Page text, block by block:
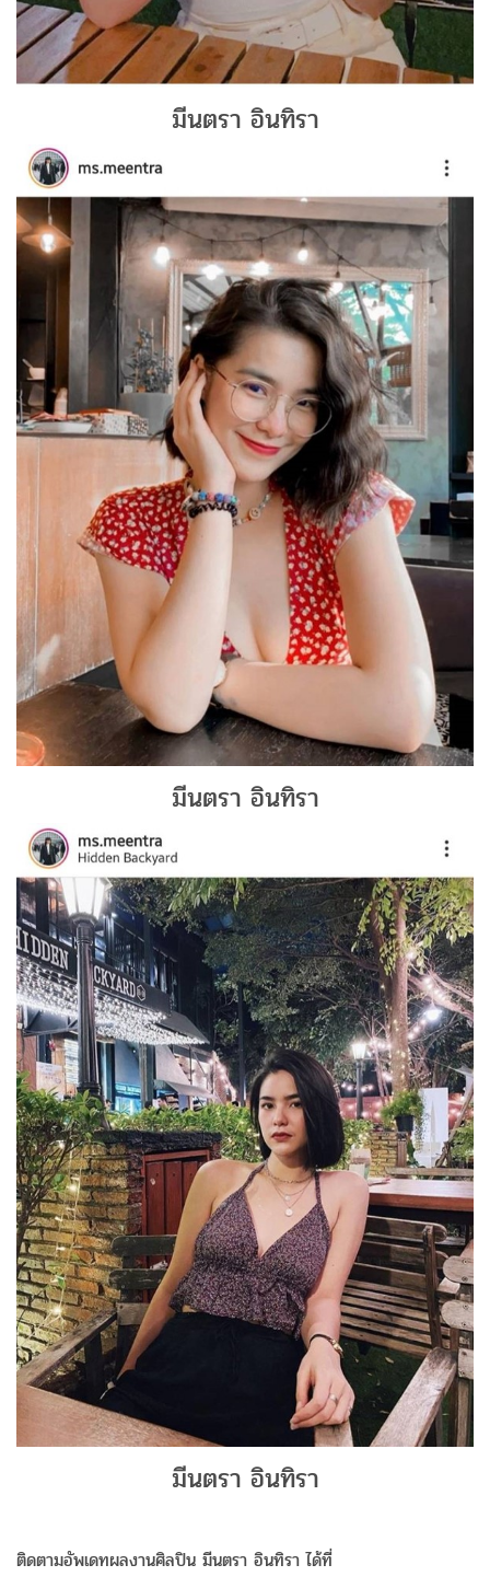
มีนตรา อินทิรา
มีนตรา อินทิรา
มีนตรา อินทิรา
ติดตามอัพเดทผลงานศิลปิน มีนตรา อินทิรา ได้ที่